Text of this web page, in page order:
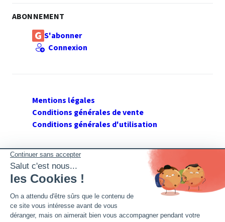
ABONNEMENT
S'abonner
Connexion
Mentions légales
Conditions générales de vente
Conditions générales d'utilisation
SUIVEZ GERANT DE SARL
Twitter